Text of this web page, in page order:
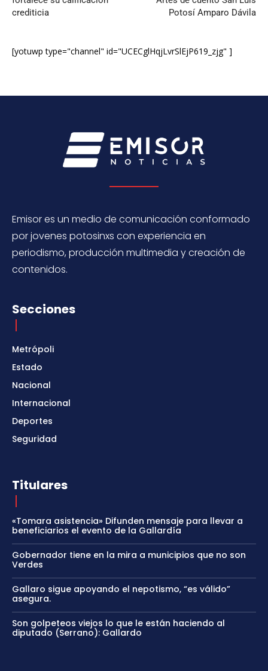
crediticia
Potosí Amparo Dávila
[yotuwp type="channel" id="UCECglHqjLvrSlEjP619_zjg" ]
Emisor es un medio de comunicación conformado
por jovenes potosinxs con experiencia en
periodismo, producción multimedia y creación de
contenidos.
Secciones
Metrópoli
Estado
Nacional
Internacional
Deportes
Seguridad
Titulares
«Tomara asistencia» Difunden mensaje para llevar a
beneficiarios el evento de la Gallardía
Gobernador tiene en la mira a municipios que no son
Verdes
Gallaro sigue apoyando el nepotismo, “es válido”
asegura.
Son golpeteos viejos lo que le están haciendo al
diputado (Serrano): Gallardo